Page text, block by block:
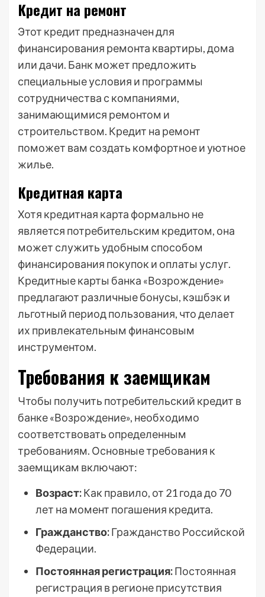
Кредит на ремонт
Этот кредит предназначен для
финансирования ремонта квартиры, дома
или дачи. Банк может предложить
специальные условия и программы
сотрудничества с компаниями,
занимающимися ремонтом и
строительством. Кредит на ремонт
поможет вам создать комфортное и уютное
жилье.
Кредитная карта
Хотя кредитная карта формально не
является потребительским кредитом, она
может служить удобным способом
финансирования покупок и оплаты услуг.
Кредитные карты банка «Возрождение»
предлагают различные бонусы, кэшбэк и
льготный период пользования, что делает
их привлекательным финансовым
инструментом.
Требования к заемщикам
Чтобы получить потребительский кредит в
банке «Возрождение», необходимо
соответствовать определенным
требованиям. Основные требования к
заемщикам включают:
Возраст:Как правило, от 21 года до 70
лет на момент погашения кредита.
Гражданство:Гражданство Российской
Федерации.
Постоянная регистрация:Постоянная
регистрация в регионе присутствия